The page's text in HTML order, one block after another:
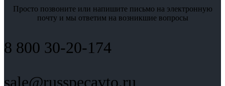
Просто позвоните или напишите письмо на электронную
почту и мы ответим на возникшие вопросы
8 800 30-20-174
sale@russpecavto.ru